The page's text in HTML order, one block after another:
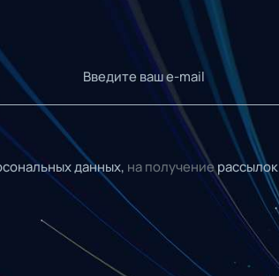
данных, на получениерассылок